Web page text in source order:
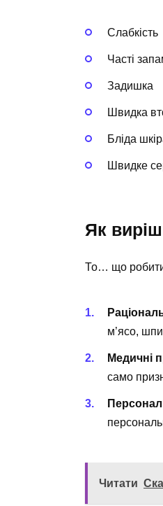
Слабкість
Часті
Задишка
Швидка
Бліда
Швидке
Як
То… що
м’ясо,
Медичні
само
Читати